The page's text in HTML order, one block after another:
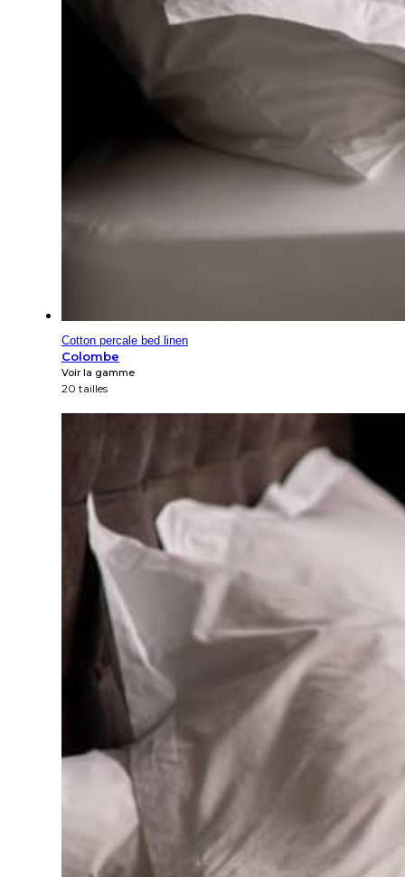
Cotton percale bed linen
Colombe
Voir la gamme
20 tailles